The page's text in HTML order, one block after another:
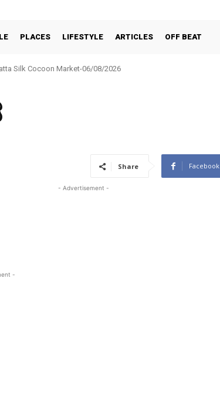
PLACES LIFESTYLE ARTICLES OFF BEAT
Silk Cocoon Market-06/08/2026
ಕಪ್–2026 ಟೆನ್ನಿಸ್ ಬಾಲ್ ಕ್ರಿಕೆಟ್ ಪಂದ್ಯಾವಳಿ ಆಗಸ್ಟ್ 6ರಿಂದ 9ರವರೆಗೆ
Share Facebook
- Advertisement -
-